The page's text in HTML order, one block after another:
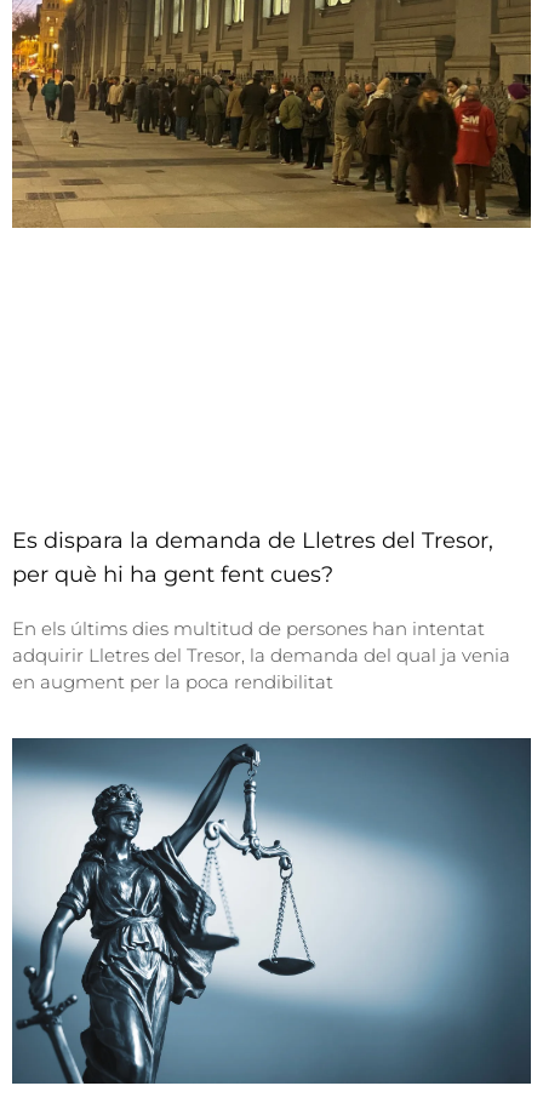
Es dispara la demanda de Lletres del Tresor,
per què hi ha gent fent cues?
En els últims dies multitud de persones han intentat
adquirir Lletres del Tresor, la demanda del qual ja venia
en augment per la poca rendibilitat